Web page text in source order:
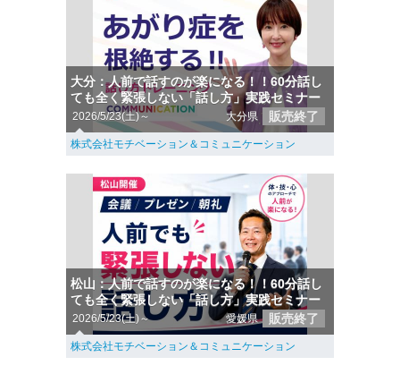
大分：人前で話すのが楽になる！！60分話し
ても全く緊張しない「話し方」実践セミナー
2026/5/23(土)～ 大分県 販売終了
株式会社モチベーション＆コミュニケーション
松山：人前で話すのが楽になる！！60分話し
ても全く緊張しない「話し方」実践セミナー
2026/5/23(土)～ 愛媛県 販売終了
株式会社モチベーション＆コミュニケーション